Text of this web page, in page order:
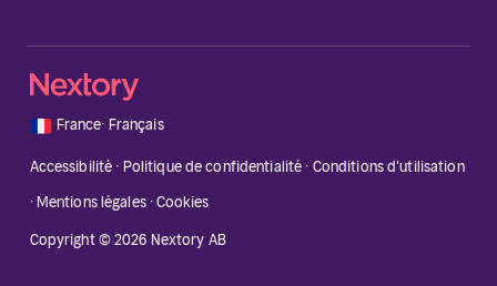
🇫🇷 France· Français
Accessibilité · Politique de confidentialité · Conditions d'utilisation
·Mentions légales·Cookies
Copyright © 2026 Nextory AB